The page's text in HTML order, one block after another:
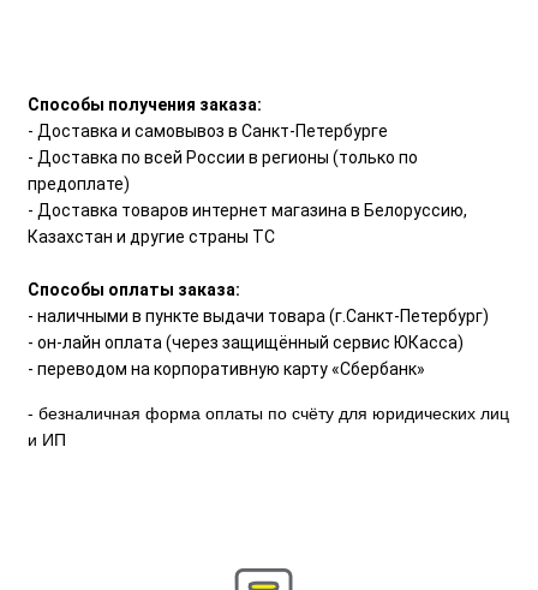
Способы получения заказа:
- Доставка и самовывоз в Санкт-Петербурге
- Доставка по всей России в регионы (только по
предоплате)
- Доставка товаров интернет магазина в Белоруссию,
Казахстан и другие страны ТС
Способы оплаты заказа:
- наличными в пункте выдачи товара (г.Санкт-Петербург)
- он-лайн оплата (через защищённый сервис ЮКасса)
- переводом на корпоративную карту «Сбербанк»
- безналичная форма оплаты по счёту для юридических лиц
и ИП